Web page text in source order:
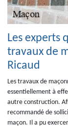
Les experts
travaux de
Ricaud
Les travaux de
essentiellement à
autre construction.
recommandé de
maçon. Il a pu